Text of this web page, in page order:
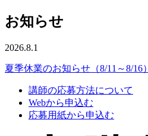
お知らせ
2026.8.1
夏季休業のお知らせ（8/11～8/16）
講師の応募方法について
Webから申込む
応募用紙から申込む